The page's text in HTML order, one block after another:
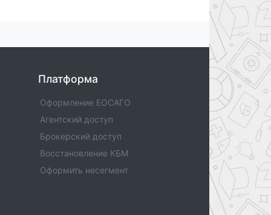
Платформа
Оформление ЕОСАГО
Агентский доступ
Брокерский доступ
Восстановление КБМ
Оформить несегмент